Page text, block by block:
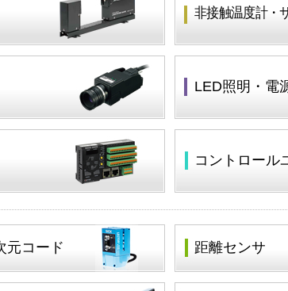
非接触温度計・
LED照明・電
コントロール
元コード 距離センサ